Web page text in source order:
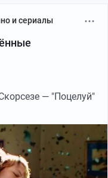
и сериалы
— "Поцелуй"